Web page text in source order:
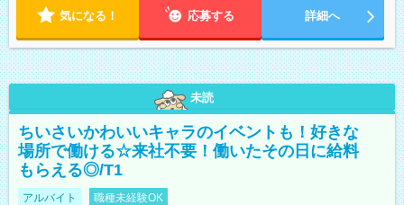
気になる！ 応募する 詳細へ
未読
ちいさいかわいいキャラのイベントも！好きな
場所で働ける☆来社不要！働いたその日に給料
もらえる◎/T1
アルバイト 職種未経験OK